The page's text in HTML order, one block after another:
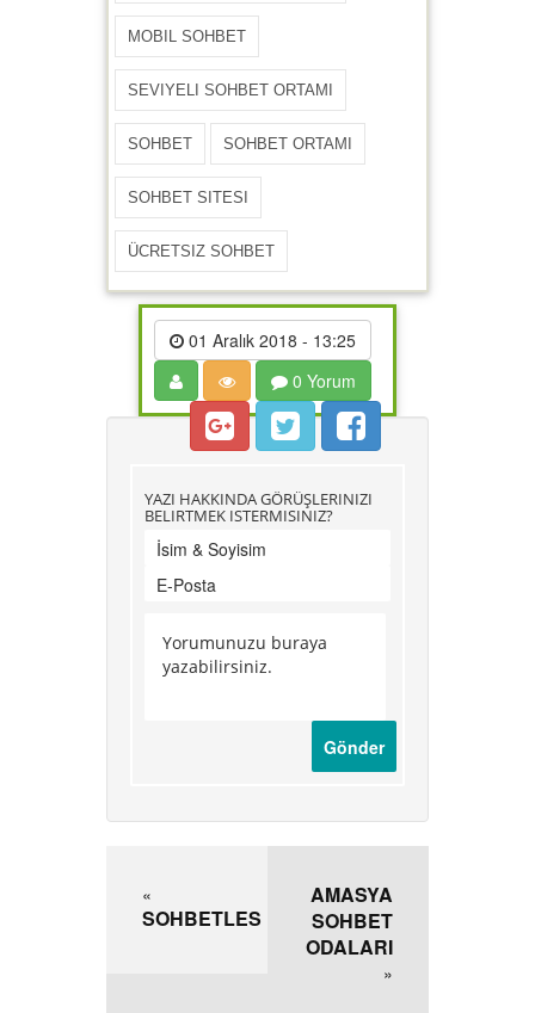
MOBIL SOHBET
SEVIYELI SOHBET ORTAMI
SOHBET SOHBET ORTAMI
SOHBET SITESI
ÜCRETSIZ SOHBET
01 Aralık 2018 - 13:25
0 Yorum
YAZI HAKKINDA GÖRÜŞLERINIZI
BELIRTMEK ISTERMISINIZ?
«
SOHBETLES
AMASYA
SOHBET
ODALARI
»